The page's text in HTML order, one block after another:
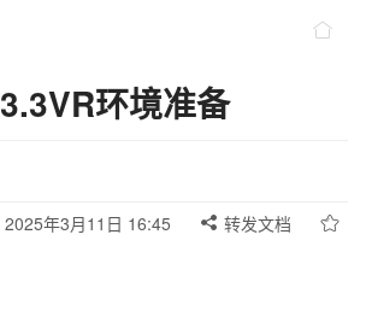
3.3VR环境准备
2025年3月11日 16:45
转发文档